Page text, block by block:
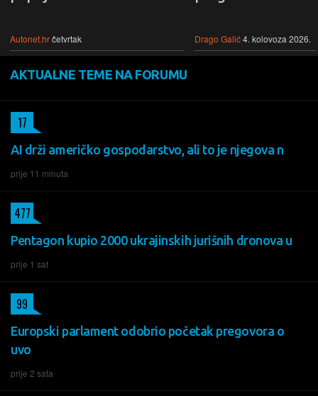
Autonet.hrčetvrtak Drago Galić4. kolovoza 2026.
AKTUALNE TEME NA FORUMU
AI drži američko gospodarstvo, ali to je njegova n
prije 11 minuta
17
Pentagon kupio 2000 ukrajinskih jurišnih dronova u
prije 1 sat
477
Europski parlament odobrio početak pregovora o
uvo
prije 2 sata
99